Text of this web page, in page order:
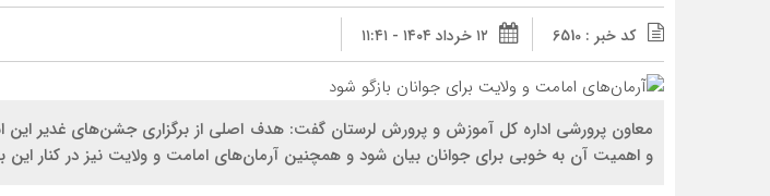
کد خبر : 6510 ۱۲ خرداد ۱۴۰۴ - ۱۱:۴۱
معاون پرورشی اداره‌ کل آموزش و پرورش لرستان گفت: هدف اصلی از برگزاری جشن‌های غدیر این
و اهمیت آن به خوبی برای جوانان بیان شود و همچنین آرمان‌های امامت و ولایت نیز در کنار این